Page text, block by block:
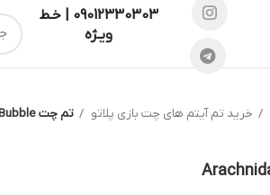
09012330303 | خـط
ویـژه
خرید تم آیتم های چت بازی پلاتو تم چت Arachnida-Bubble